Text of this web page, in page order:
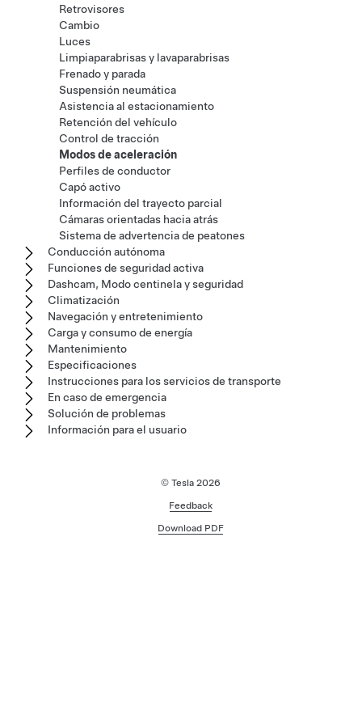
Retrovisores
Cambio
Luces
Limpiaparabrisas y lavaparabrisas
Frenado y parada
Suspensión neumática
Asistencia al estacionamiento
Retención del vehículo
Control de tracción
Modos de aceleración
Perfiles de conductor
Capó activo
Información del trayecto parcial
Cámaras orientadas hacia atrás
Sistema de advertencia de peatones
Conducción autónoma
Funciones de seguridad activa
Dashcam, Modo centinela y seguridad
Climatización
Navegación y entretenimiento
Carga y consumo de energía
Mantenimiento
Especificaciones
Instrucciones para los servicios de transporte
En caso de emergencia
Solución de problemas
Información para el usuario
© Tesla 2026
Feedback
Download PDF